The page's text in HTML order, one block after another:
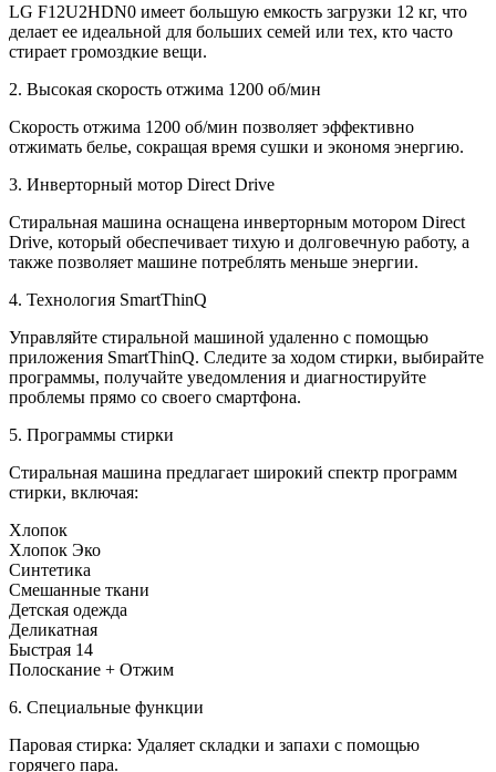
LG F12U2HDN0 имеет большую емкость загрузки 12 кг, что
делает ее идеальной для больших семей или тех, кто часто
стирает громоздкие вещи.
2. Высокая скорость отжима 1200 об/мин
Скорость отжима 1200 об/мин позволяет эффективно
отжимать белье, сокращая время сушки и экономя энергию.
3. Инверторный мотор Direct Drive
Стиральная машина оснащена инверторным мотором Direct
Drive, который обеспечивает тихую и долговечную работу, а
также позволяет машине потреблять меньше энергии.
4. Технология SmartThinQ
Управляйте стиральной машиной удаленно с помощью
приложения SmartThinQ. Следите за ходом стирки, выбирайте
программы, получайте уведомления и диагностируйте
проблемы прямо со своего смартфона.
5. Программы стирки
Стиральная машина предлагает широкий спектр программ
стирки, включая:
Хлопок
Хлопок Эко
Синтетика
Смешанные ткани
Детская одежда
Деликатная
Быстрая 14
Полоскание + Отжим
6. Специальные функции
Паровая стирка: Удаляет складки и запахи с помощью
горячего пара.